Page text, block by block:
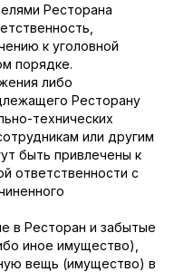
Ресторана
к уголовной
порядке.
либо
Ресторану
технических
или другим
быть привлечены к
ответственности с
в Ресторан и забытые
иное имущество),
вещь (имущество) в